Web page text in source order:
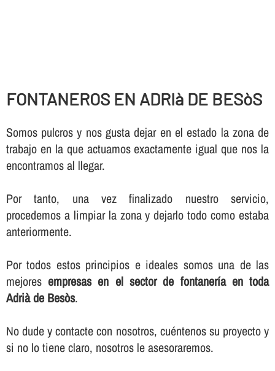
FONTANEROS EN ADRIà DE BESòS
Somos pulcros y nos gusta dejar en el estado la zona de
trabajo en la que actuamos exactamente igual que nos la
encontramos al llegar.
Por tanto, una vez finalizado nuestro servicio,
procedemos a limpiar la zona y dejarlo todo como estaba
anteriormente.
Por todos estos principios e ideales somos una de las
mejoresempresas en el sector de fontanerí­a en toda
Adrià de Besòs.
No dude y contacte con nosotros, cuéntenos su proyecto y
si no lo tiene claro, nosotros le asesoraremos.